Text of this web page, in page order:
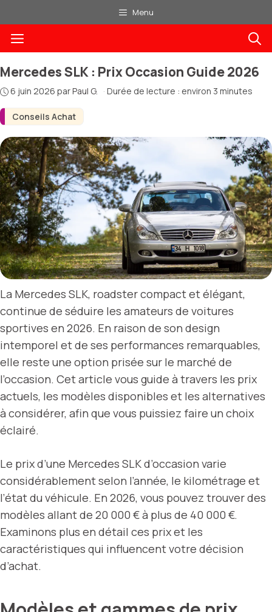
au
contenu
Menu
Menu
Conseils Achat
Mercedes SLK : Prix Occasion Guide 2026
6 juin 2026 parPaul G. · Durée de lecture : environ 3 minutes
La Mercedes SLK, roadster compact et élégant,
continue de séduire les amateurs de voitures
sportives en 2026. En raison de son design
intemporel et de ses performances remarquables,
elle reste une option prisée sur le marché de
l’occasion. Cet article vous guide à travers les prix
actuels, les modèles disponibles et les alternatives
à considérer, afin que vous puissiez faire un choix
éclairé.
Le prix d’une Mercedes SLK d’occasion varie
considérablement selon l’année, le kilométrage et
l’état du véhicule. En 2026, vous pouvez trouver des
modèles allant de 20 000 € à plus de 40 000 €.
Examinons plus en détail ces prix et les
caractéristiques qui influencent votre décision
d’achat.